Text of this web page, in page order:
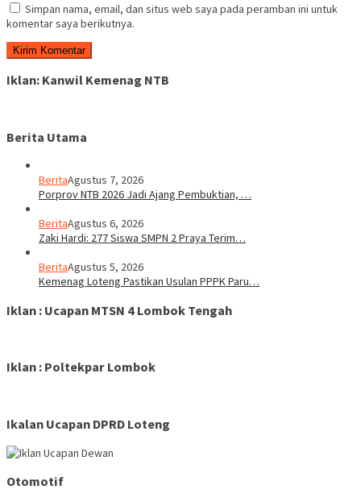
Simpan nama, email, dan situs web saya pada peramban ini untuk
komentar saya berikutnya.
Iklan: Kanwil Kemenag NTB
Berita Utama
BeritaAgustus 7, 2026
Porprov NTB 2026 Jadi Ajang Pembuktian, …
BeritaAgustus 6, 2026
Zaki Hardi: 277 Siswa SMPN 2 Praya Terim…
BeritaAgustus 5, 2026
Kemenag Loteng Pastikan Usulan PPPK Paru…
Iklan : Ucapan MTSN 4 Lombok Tengah
Iklan : Poltekpar Lombok
Ikalan Ucapan DPRD Loteng
Otomotif